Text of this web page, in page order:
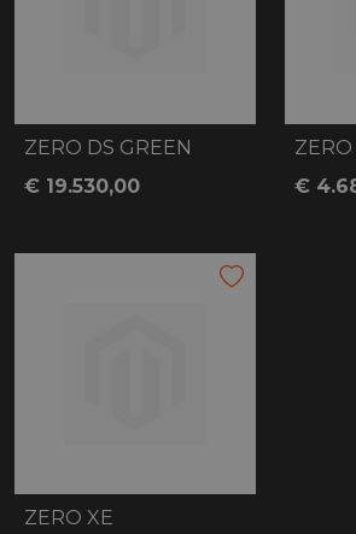
ZERO DS GREEN
€ 19.530,00
ZERO
€
ZERO XE